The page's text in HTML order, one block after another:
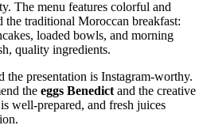
The menu features colorful and
the traditional Moroccan breakfast:
loaded bowls, and morning
quality ingredients.
the presentation is Instagram-worthy.
the eggs Benedict and the creative
well-prepared, and fresh juices